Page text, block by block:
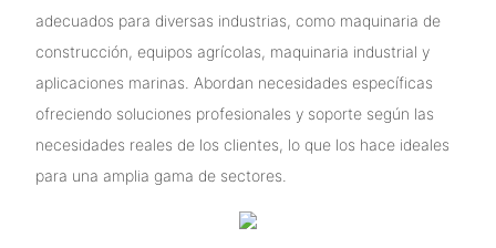
adecuados para diversas industrias, como maquinaria de
construcción, equipos agrícolas, maquinaria industrial y
aplicaciones marinas. Abordan necesidades específicas
ofreciendo soluciones profesionales y soporte según las
necesidades reales de los clientes, lo que los hace ideales
para una amplia gama de sectores.